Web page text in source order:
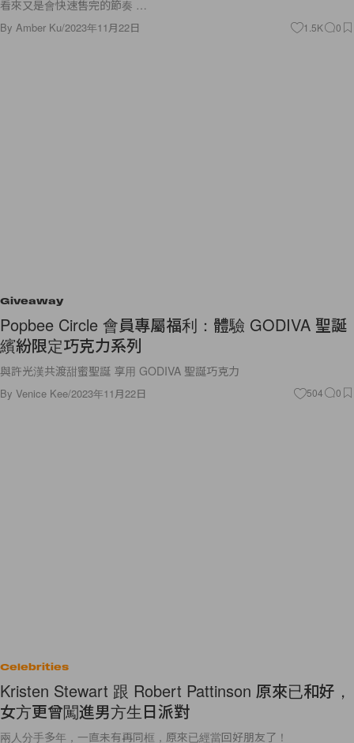
看來又是會快速售完的節奏 …
By Amber Ku/2023年11月22日 1.5K 0
Giveaway
Popbee Circle 會員專屬福利：體驗 GODIVA 聖誕
繽紛限定巧克力系列
與許光漢共渡甜蜜聖誕 享用 GODIVA 聖誕巧克力
By Venice Kee/2023年11月22日 504 0
Celebrities
Kristen Stewart 跟 Robert Pattinson 原來已和好，
女方更曾闖進男方生日派對
兩人分手多年，一直未有再同框，原來已經當回好朋友了！